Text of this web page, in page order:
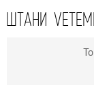
ШТАНИ